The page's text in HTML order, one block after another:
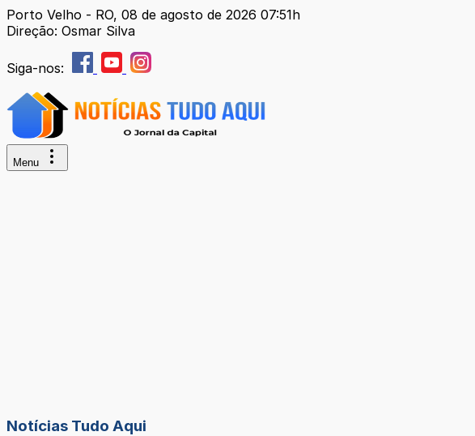
Porto Velho - RO, 08 de agosto de 2026 07:51h
Direção: Osmar Silva
Siga-nos:
Menu
Notícias Tudo Aqui